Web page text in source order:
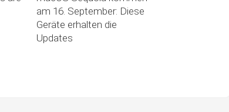
am 16. September: Diese
Geräte erhalten die
Updates